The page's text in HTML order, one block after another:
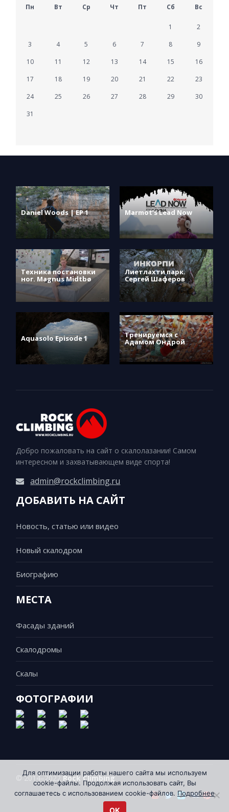
Пн Вт Ср Чт Пт Сб Вс
1
2
3
4 5 6 7 8
9
10
11 12 13 14 15
16
17
18 19 20 21 22
23
24
25 26 27 28 29
30
31
Daniel Woods | EP 1 Marmot’s Lead Now
Техника постановки
ног. Magnus Midtbø
Лиетлахти парк.
Сергей Шаферов
Aquasolo Episode 1 Тренируемся с
Адамом Ондрой
Добро пожаловать на сайт о скалолазании! Самом
интересном и захватывающем виде спорта!
admin@rockclimbing.ru
ДОБАВИТЬ НА САЙТ
Новость, статью или видео
Новый скалодром
Биографию
МЕСТА
Фасады зданий
Скалодромы
Скалы
ФОТОГРАФИИ
© 2014–2022Rock Climbing
Для оптимизации работы нашего сайта мы используем
cookie-файлы. Продолжая использовать сайт, Вы
соглашаетесь с использованием cookie-файлов. Подробнее
OK